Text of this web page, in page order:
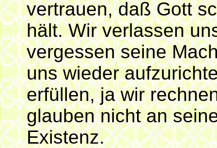
vertrauen, daß Gott
hält. Wir verlassen
vergessen seine
uns wieder
erfüllen, ja wir
glauben nicht an
Existenz.